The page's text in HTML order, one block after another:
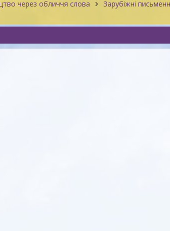
через обличчя слова Зарубіжні